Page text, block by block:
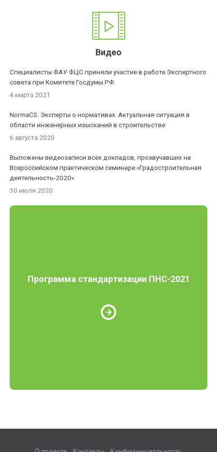
Видео
Специалисты ФАУ ФЦС приняли участие в работе Экспертного
совета при Комитете Госдумы РФ
4 марта 2021
NormaCS. Эксперты о нормативах. Актуальная ситуация в
области инженерных изысканий в строительстве
6 августа 2020
Выложены видеозаписи всех докладов, прозвучавших на
Всероссийском практическом семинаре «Градостроительная
деятельность-2020»
30 июля 2020
Программа стандартизации ПНС-2021